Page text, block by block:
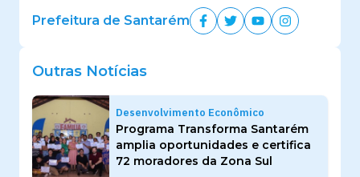
Prefeitura de Santarém
Outras Notícias
Desenvolvimento Econômico
Programa Transforma Santarém
amplia oportunidades e certifica
72 moradores da Zona Sul